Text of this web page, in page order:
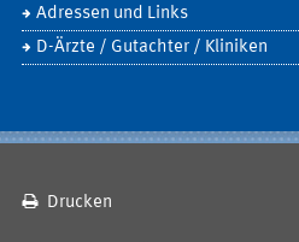
Adressen und Links
D-Ärzte / Gutachter / Kliniken
Drucken